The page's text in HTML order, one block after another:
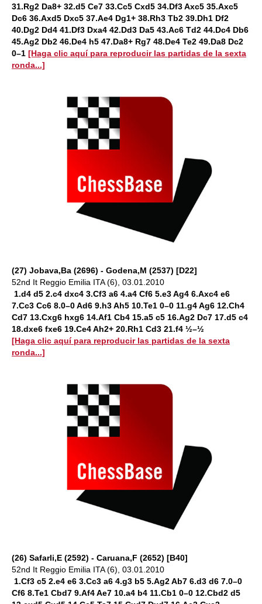
31.Rg2 Da8+ 32.d5 Ce7 33.Cc5 Cxd5 34.Df3 Axc5 35.Axc5
Dc6 36.Axd5 Dxc5 37.Ae4 Dg1+ 38.Rh3 Tb2 39.Dh1 Df2
40.Dg2 Dd4 41.Df3 Dxa4 42.Dd3 Da5 43.Ac6 Td2 44.Dc4 Db6
45.Ag2 Db2 46.De4 h5 47.Da8+ Rg7 48.De4 Te2 49.Da8 Dc2
0–1 [Haga clic aquí para reproducir las partidas de la sexta
ronda...]
(27) Jobava,Ba (2696) - Godena,M (2537) [D22]
52nd It Reggio Emilia ITA (6), 03.01.2010
1.d4 d5 2.c4 dxc4 3.Cf3 a6 4.a4 Cf6 5.e3 Ag4 6.Axc4 e6
7.Cc3 Cc6 8.0–0 Ad6 9.h3 Ah5 10.Te1 0–0 11.g4 Ag6 12.Ch4
Cd7 13.Cxg6 hxg6 14.Af1 Cb4 15.a5 c5 16.Ag2 Dc7 17.d5 c4
18.dxe6 fxe6 19.Ce4 Ah2+ 20.Rh1 Cd3 21.f4 ½–½
[Haga clic aquí para reproducir las partidas de la sexta
ronda...]
(26) Safarli,E (2592) - Caruana,F (2652) [B40]
52nd It Reggio Emilia ITA (6), 03.01.2010
1.Cf3 c5 2.e4 e6 3.Cc3 a6 4.g3 b5 5.Ag2 Ab7 6.d3 d6 7.0–0
Cf6 8.Te1 Cbd7 9.Af4 Ae7 10.a4 b4 11.Cb1 0–0 12.Cbd2 d5